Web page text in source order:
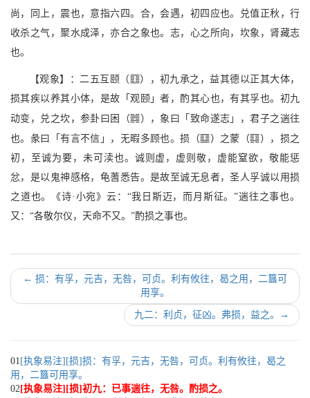
尚，同上，震也，意指六四。合，会遇，初四应也。兑值正秋，行
收杀之气，聚水成泽，亦合之象也。志，心之所向，坎象，肾藏志
也。
【观象】：二五互颐（m），初九承之，益其德以正其大体，
损其疾以养其小体，是故「观颐」者，酌其心也，有其孚也。初九
动变，兑之坎，参卦曰困（J），象曰「致命遂志」，君子之遄往
也。彖曰「有言不信」，无暇多顾也。损（A）之蒙（r），损之
初，至诚为要，未可渎也。诚则虚，虚则敬，虚能窒欲，敬能惩
忿，是以鬼神感格，龟蓍悉告。是故至诚无息者，圣人孚诚以用损
之道也。《诗·小宛》云：“我日斯迈，而月斯征。”遄往之事也。
又：“各敬尔仪，天命不又。”酌损之事也。
← 损：有孚，元吉，无咎，可贞。利有攸往，曷之用，二簋可
用享。
九二：利贞，征凶。弗损，益之。 →
01 [执象易注][损]损：有孚，元吉，无咎，可贞。利有攸往，曷之
用，二簋可用享。
02[执象易注][损]初九：已事遄往，无咎。酌损之。